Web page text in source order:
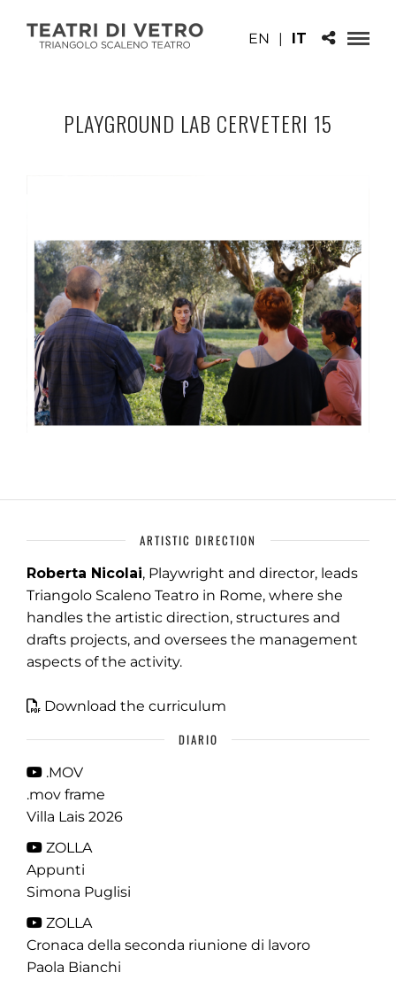
EN | IT
PLAYGROUND LAB CERVETERI 15
ARTISTIC DIRECTION
Roberta Nicolai, Playwright and director, leads
Triangolo Scaleno Teatro in Rome, where she
handles the artistic direction, structures and
drafts projects, and oversees the management
aspects of the activity.
Download the curriculum
DIARIO
.MOV
.mov frame
Villa Lais 2026
ZOLLA
Appunti
Simona Puglisi
ZOLLA
Cronaca della seconda riunione di lavoro
Paola Bianchi